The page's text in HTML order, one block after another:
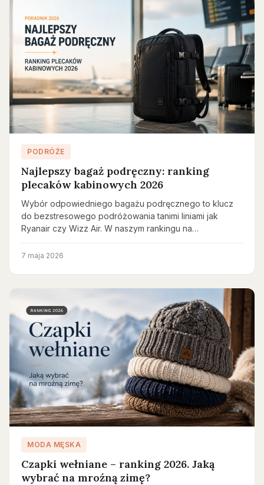
PODRÓŻE
Najlepszy bagaż podręczny: ranking
plecaków kabinowych 2026
Wybór odpowiedniego bagażu podręcznego to klucz
do bezstresowego podróżowania tanimi liniami jak
Ryanair czy Wizz Air. W naszym rankingu na…
7 maja 2026
MODA MĘSKA
Czapki wełniane – ranking 2026. Jaką
wybrać na mroźną zimę?